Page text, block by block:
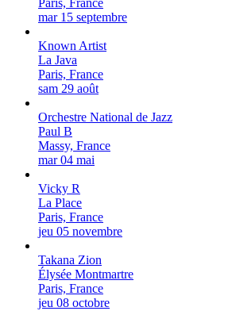
Paris, France
mar 15 septembre
Known Artist
La Java
Paris, France
sam 29 août
Orchestre National de Jazz
Paul B
Massy, France
mar 04 mai
Vicky R
La Place
Paris, France
jeu 05 novembre
Takana Zion
Élysée Montmartre
Paris, France
jeu 08 octobre